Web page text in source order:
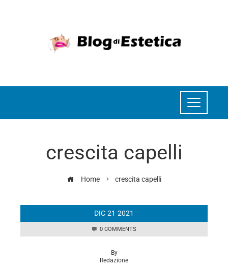
crescita capelli
Home crescita capelli
DIC 21 2021
0 COMMENTS
By
Redazione